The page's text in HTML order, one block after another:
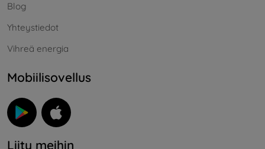
Blog
Yhteystiedot
Vihreä energia
Mobiilisovellus
Liity meihin